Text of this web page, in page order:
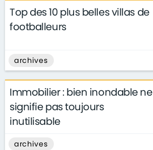
Top des 10 plus belles villas de
footballeurs
archives
Immobilier : bien inondable ne
signifie pas toujours
inutilisable
archives